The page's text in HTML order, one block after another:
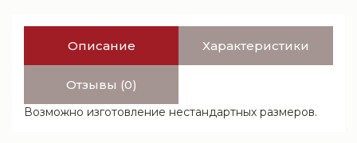
Описание Характеристики
Отзывы (0)
Возможно изготовление нестандартных размеров.